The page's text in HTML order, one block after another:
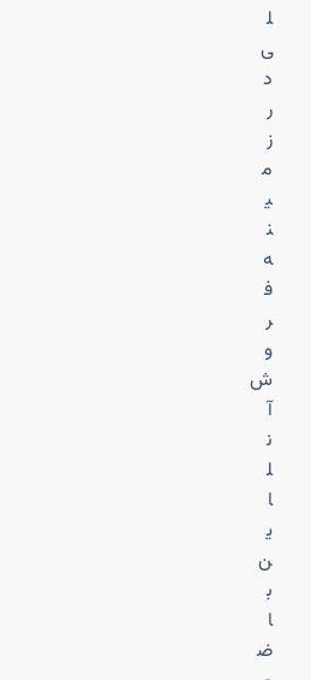
ل
ی
د
ر
ز
م
ی
ن
ه
ف
ر
و
ش
آ
ن
ل
ا
ی
ن
ب
ا
ض